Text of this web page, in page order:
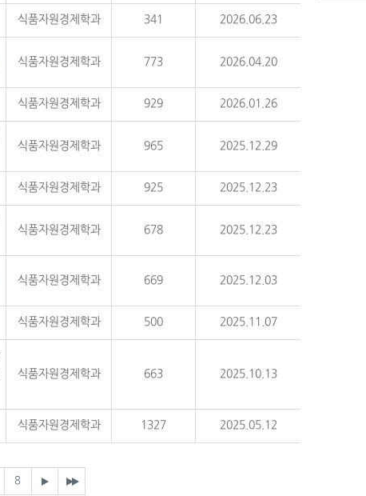
식품자원경제학과 341 2026.06.23
식품자원경제학과 773 2026.04.20
식품자원경제학과 929 2026.01.26
식품자원경제학과 965 2025.12.29
식품자원경제학과 925 2025.12.23
식품자원경제학과 678 2025.12.23
식품자원경제학과 669 2025.12.03
식품자원경제학과 500 2025.11.07
식품자원경제학과 663 2025.10.13
식품자원경제학과 1327 2025.05.12
8